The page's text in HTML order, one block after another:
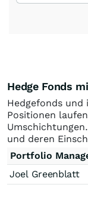
Hedge Fonds
Hedgefonds
Positionen
und deren
Portfolio
Joel Greenblatt